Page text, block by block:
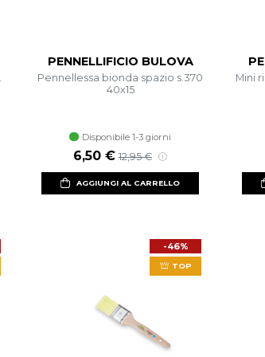
PENNELLIFICIO BULOVA
Pennellessa bionda spazio s.370
40x15
Disponibile 1-3 giorni
Prezzo scontato
6,50 € Prezzo di listino
12,95 €
AGGIUNGI AL CARRELLO
Mini
-46%
TOP